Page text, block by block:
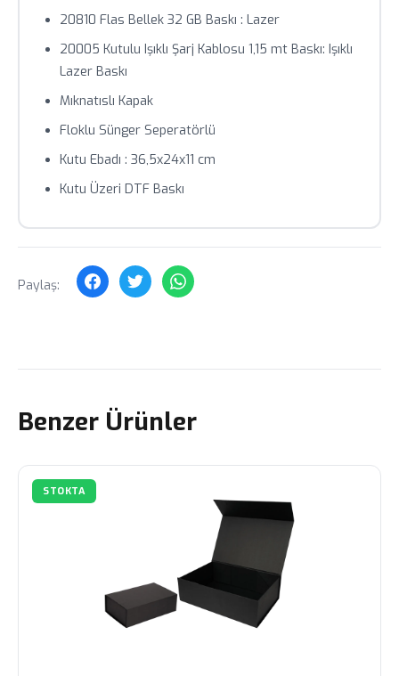
20810 Flas Bellek 32 GB Baskı : Lazer
20005 Kutulu Işıklı Şarj Kablosu 1,15 mt Baskı: Işıklı
Lazer Baskı
Mıknatıslı Kapak
Floklu Sünger Seperatörlü
Kutu Ebadı : 36,5x24x11 cm
Kutu Üzeri DTF Baskı
Paylaş:
Benzer Ürünler
STOKTA